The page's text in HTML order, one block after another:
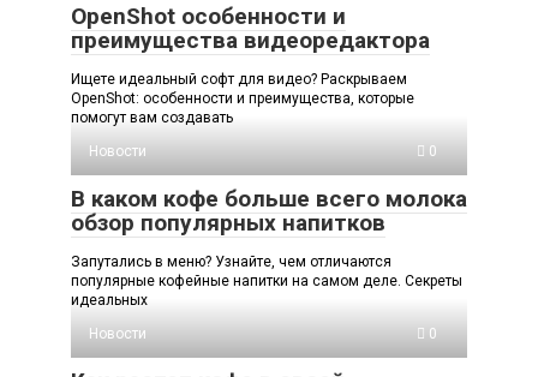
OpenShot особенности и
преимущества видеоредактора
Ищете идеальный софт для видео? Раскрываем
OpenShot: особенности и преимущества, которые
помогут вам создавать
Новости
0
В каком кофе больше всего молока
обзор популярных напитков
Запутались в меню? Узнайте, чем отличаются
популярные кофейные напитки на самом деле. Секреты
идеальных
Новости
0